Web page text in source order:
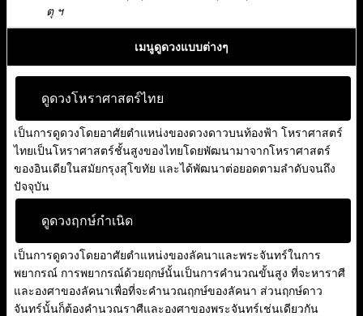
ตุ ฯ
เมนูดูดวงแบบต่างๆ
ดูดวงโหราศาสตร์ไทย
เป็นการดูดวงโดยอาศัยตำแหน่งของดวงดาวบนท้องฟ้า โหราศาสตร์
ไทยเป็นโหราศาสตร์ชั้นสูงของไทยโดยพัฒนามาจากโหราศาสตร์
ของอินเดียในสมัยกรุงสุโขทัย และได้พัฒนาต่อยอดตามลำดับจนถึง
ปัจจุบัน
ดูดวงฤกษ์กำเนิด
เป็นการดูดวงโดยอาศัยตำแหน่งของลัคนาและพระจันทร์ในการ
พยากรณ์ การพยากรณ์ด้วยฤกษ์นั้นเป็นการคำนวณขั้นสูง ที่จะหาราศี
และองศาของลัคนาเพื่อที่จะคำนวณฤกษ์ของลัคนา ส่วนฤกษ์ดาว
จันทร์นั้นก็ต้องคำนวณราศีและองศาของพระจันทร์เช่นเดียวกัน